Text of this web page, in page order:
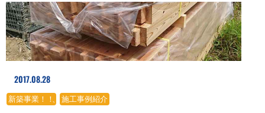
2017.08.28
新築事業！！ 施工事例紹介